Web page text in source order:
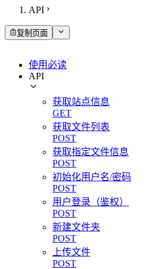
API
复制页面
使用必读
API
获取站点信息
GET
获取文件列表
POST
获取指定文件信息
POST
初始化用户名/密码
POST
用户登录（鉴权）
POST
新建文件夹
POST
上传文件
POST